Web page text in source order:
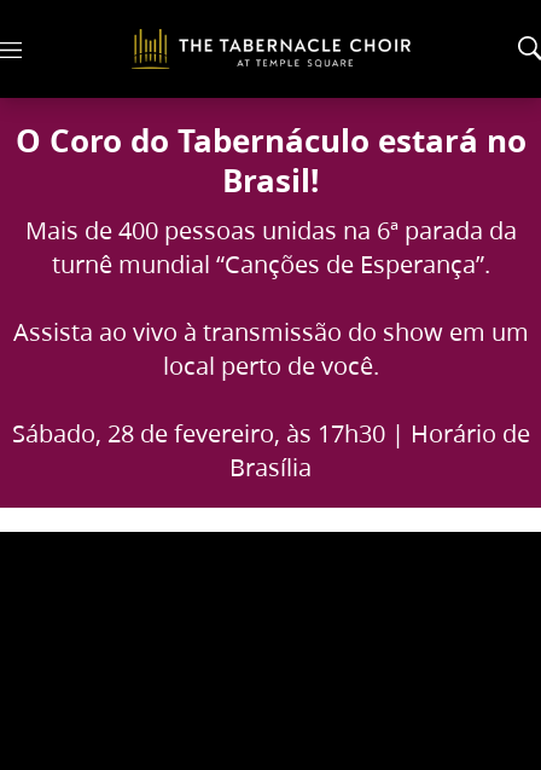
M
n
u
O Coro do Tabernáculo estará no
Brasil!
Mais de 400 pessoas unidas na 6ª parada da
turnê mundial “Canções de Esperança”.
Assista ao vivo à transmissão do show em um
local perto de você.
Sábado, 28 de fevereiro, às 17h30 | Horário de
Brasília